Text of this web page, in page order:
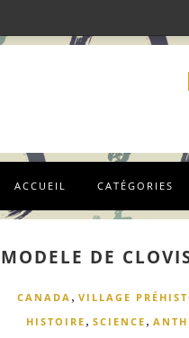
ACCUEIL CATÉGORIES
MODELE DE
CANADA , VILLAGE
HISTOIRE , SCIENCE ,